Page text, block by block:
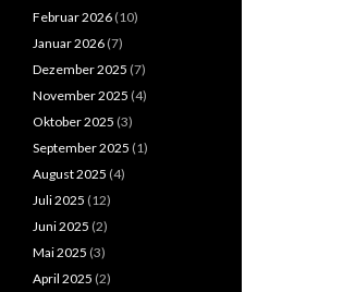
Februar 2026 (10)
Januar 2026 (7)
Dezember 2025 (7)
November 2025 (4)
Oktober 2025 (3)
September 2025 (1)
August 2025 (4)
Juli 2025 (12)
Juni 2025 (2)
Mai 2025 (3)
April 2025 (2)